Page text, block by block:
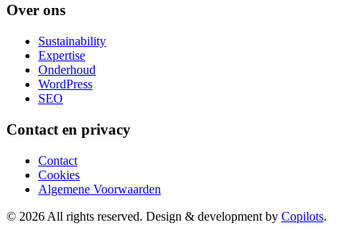
Over ons
Sustainability
Expertise
Onderhoud
WordPress
SEO
Contact en privacy
Contact
Cookies
Algemene Voorwaarden
© 2026 All rights reserved. Design & development by Copilots.